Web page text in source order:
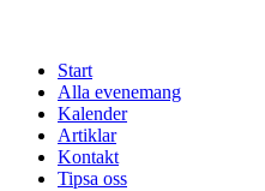
Start
Alla evenemang
Kalender
Artiklar
Kontakt
Tipsa oss